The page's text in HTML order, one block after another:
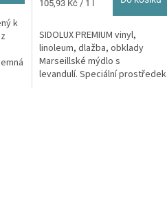
k
Měrná
105,93 Kč / 1 l
SIDOLUX PREMIUM vinyl,
linoleum, dlažba, obklady
Marseillské mýdlo s
levandulí. Speciální prostředek